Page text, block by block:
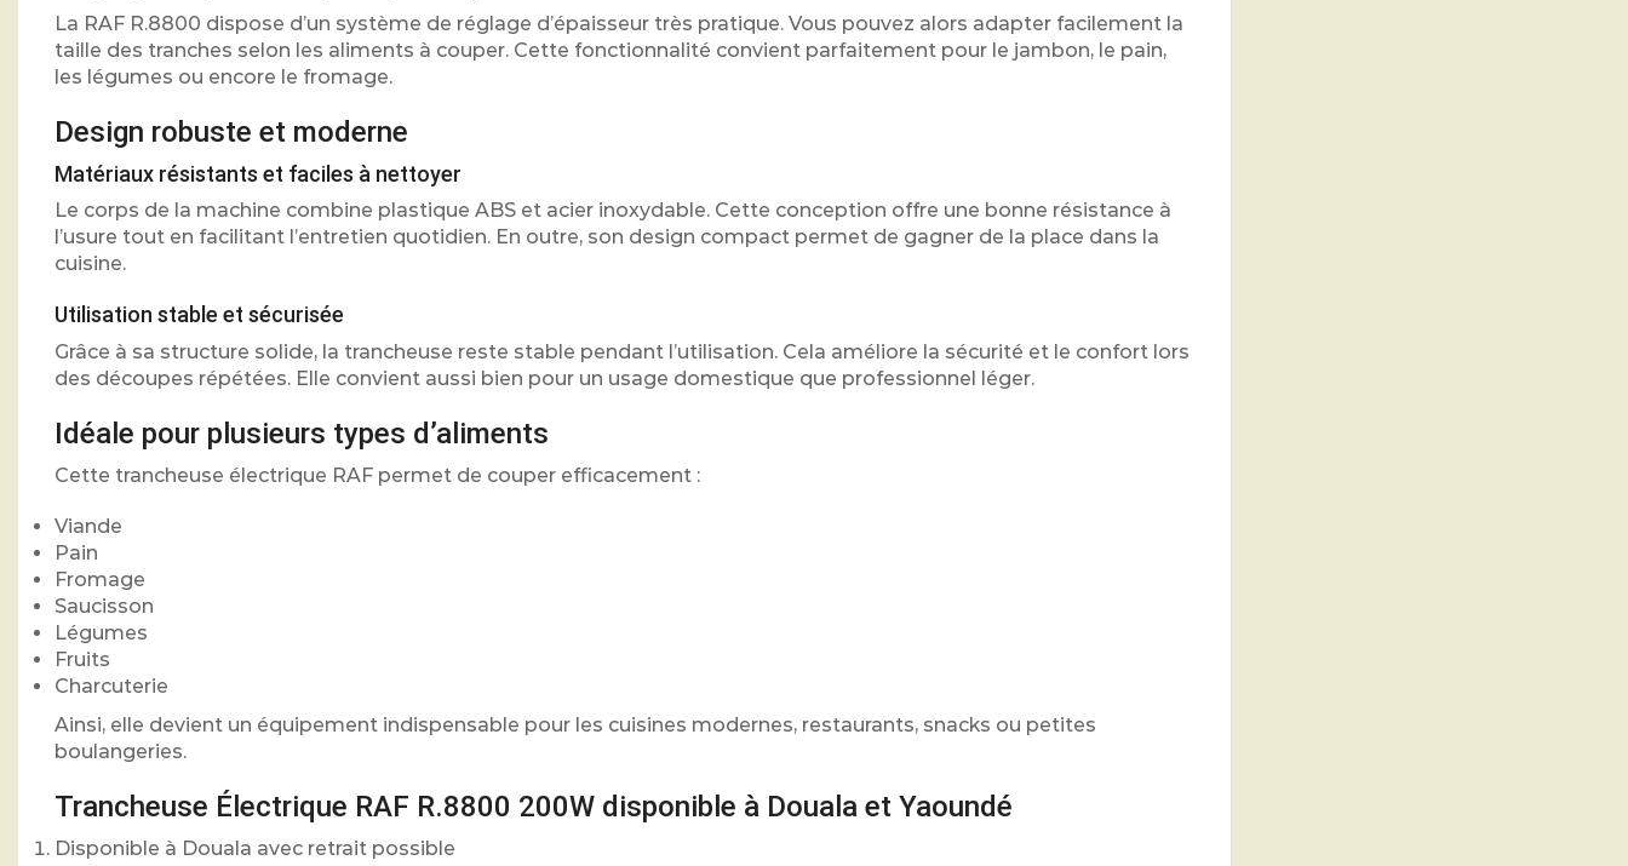
La RAF R.8800 dispose d’un système de réglage d’épaisseur très pratique. Vous pouvez alors adapter facilement la
taille des tranches selon les aliments à couper. Cette fonctionnalité convient parfaitement pour le jambon, le pain,
les légumes ou encore le fromage.
Design robuste et moderne
Matériaux résistants et faciles à nettoyer
Le corps de la machine combine plastique ABS et acier inoxydable. Cette conception offre une bonne résistance à
l’usure tout en facilitant l’entretien quotidien. En outre, son design compact permet de gagner de la place dans la
cuisine.
Utilisation stable et sécurisée
Grâce à sa structure solide, la trancheuse reste stable pendant l’utilisation. Cela améliore la sécurité et le confort lors
des découpes répétées. Elle convient aussi bien pour un usage domestique que professionnel léger.
Idéale pour plusieurs types d’aliments
Cette trancheuse électrique RAF permet de couper efficacement :
Viande
Pain
Fromage
Saucisson
Légumes
Fruits
Charcuterie
Ainsi, elle devient un équipement indispensable pour les cuisines modernes, restaurants, snacks ou petites
boulangeries.
Trancheuse Électrique RAF R.8800 200W disponible à Douala et Yaoundé
Disponible à Douala avec retrait possible